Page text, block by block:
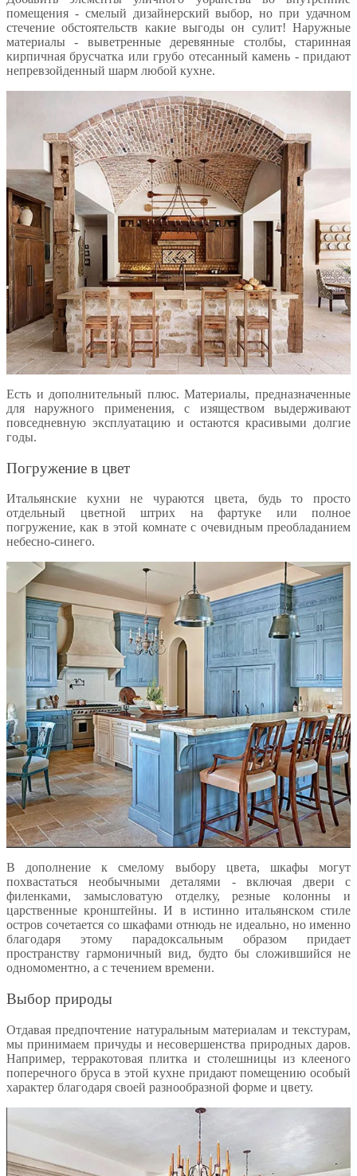
помещения - смелый дизайнерский выбор, но при удачном
стечение обстоятельств какие выгоды он сулит! Наружные
материалы - выветренные деревянные столбы, старинная
кирпичная брусчатка или грубо отесанный камень - придают
непревзойденный шарм любой кухне.
Есть и дополнительный плюс. Материалы, предназначенные
для наружного применения, с изяществом выдерживают
повседневную эксплуатацию и остаются красивыми долгие
годы.
Погружение в цвет
Итальянские кухни не чураются цвета, будь то просто
отдельный цветной штрих на фартуке или полное
погружение, как в этой комнате с очевидным преобладанием
небесно-синего.
В дополнение к смелому выбору цвета, шкафы могут
похвастаться необычными деталями - включая двери с
филенками, замысловатую отделку, резные колонны и
царственные кронштейны. И в истинно итальянском стиле
остров сочетается со шкафами отнюдь не идеально, но именно
благодаря этому парадоксальным образом придает
пространству гармоничный вид, будто бы сложившийся не
одномоментно, а с течением времени.
Выбор природы
Отдавая предпочтение натуральным материалам и текстурам,
мы принимаем причуды и несовершенства природных даров.
Например, терракотовая плитка и столешницы из клееного
поперечного бруса в этой кухне придают помещению особый
характер благодаря своей разнообразной форме и цвету.